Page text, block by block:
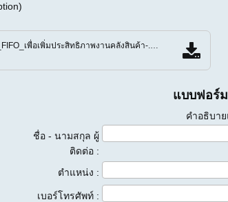
หลักสูตร_การบริหารจัดการ_FIFO_เพื่อเพิ่มประสิทธิภาพงานคลังสินค้า-.pdf
แบบฟอร์
คำอธิบา
ชื่อ - นามสกุล ผู้
ติดต่อ :
ตำแหน่ง :
เบอร์โทรศัพท์ :